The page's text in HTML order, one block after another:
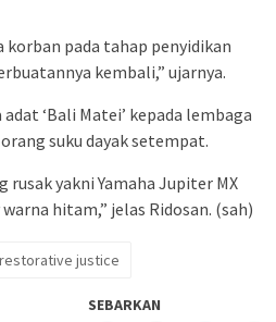
pada tahap penyidikan
kembali,” ujarnya.
‘Bali Matei’ kepada lembaga
suku dayak setempat.
yakni Yamaha Jupiter MX
hitam,” jelas Ridosan. (sah)
restorative justice
SEBARKAN